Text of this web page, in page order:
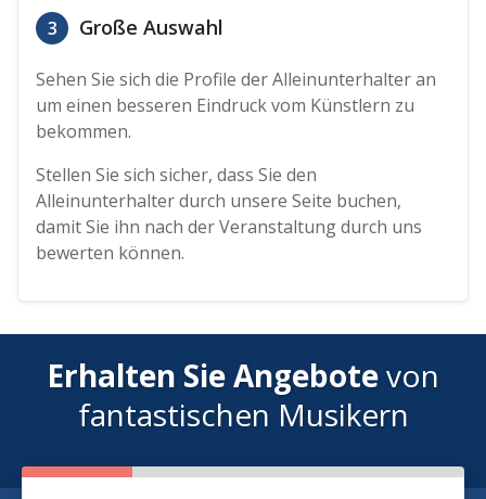
3 Große Auswahl
Sehen Sie sich die Profile der Alleinunterhalter an
um einen besseren Eindruck vom Künstlern zu
bekommen.
Stellen Sie sich sicher, dass Sie den
Alleinunterhalter durch unsere Seite buchen,
damit Sie ihn nach der Veranstaltung durch uns
bewerten können.
Erhalten Sie Angebotevon
fantastischen Musikern